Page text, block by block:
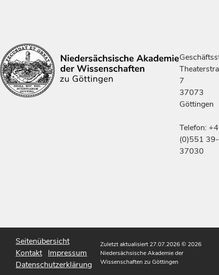
7
37073
Göttingen
Telefon:
(0)551 39-
37030
Seitenübersicht
Kontakt Impressum
Datenschutzerklärung
Zuletzt aktualisiert 27.07.2026© 2026
Niedersächsische Akademie der
Wissenschaften zu Göttingen